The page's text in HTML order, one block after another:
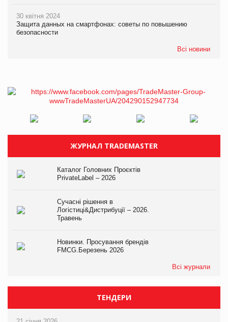
30 квітня 2024
Защита данных на смартфонах: советы по повышению
безопасности
Всі новини
ЖУРНАЛ TRADEMASTER
Каталог Головних Проєктів
PrivateLabel – 2026
Сучасні рішення в
Логістиці&Дистрибуції – 2026.
Травень
Новинки. Просування брендів
FMCG.Березень 2026
Всі журнали
ТЕНДЕРИ